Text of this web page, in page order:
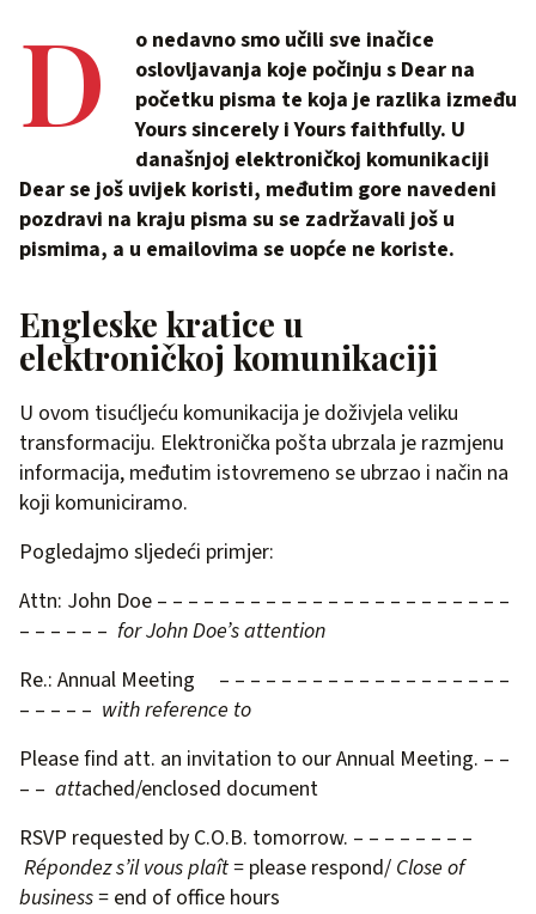
D
o nedavno smo učili sve inačice
oslovljavanja koje počinju s Dear na
početku pisma te koja je razlika između
Yours sincerely i Yours faithfully. U
današnjoj elektroničkoj komunikaciji
Dear se još uvijek koristi, međutim gore navedeni
pozdravi na kraju pisma su se zadržavali još u
pismima, a u emailovima se uopće ne koriste.
Engleske kratice u
elektroničkoj komunikaciji
U ovom tisućljeću komunikacija je doživjela veliku
transformaciju. Elektronička pošta ubrzala je razmjenu
informacija, međutim istovremeno se ubrzao i način na
koji komuniciramo.
Pogledajmo sljedeći primjer:
Attn: John Doe – – – – – – – – – – – – – – – – – – – – – – –
– – – – – – for John Doe’s attention
Re.: Annual Meeting – – – – – – – – – – – – – – – – – – –
– – – – – with reference to
Please find att. an invitation to our Annual Meeting. – –
– – attached/enclosed document
RSVP requested by C.O.B. tomorrow. – – – – – – – –
Répondez s’il vous plaît= please respond/ Close of
business = end of office hours